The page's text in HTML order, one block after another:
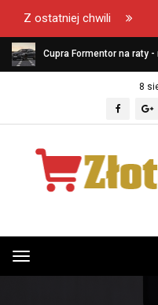
Z ostatniej chwili
Cupra Formentor na raty
8
Przełącz
menu